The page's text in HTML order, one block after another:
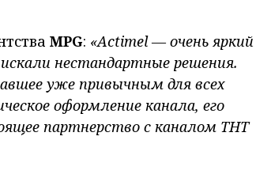
MPG: «Actimel — очень яркий
нестандартные решения.
уже привычным для всех
оформление канала, его
партнерство с каналом ТНТ